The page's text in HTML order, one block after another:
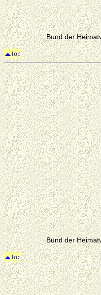
Bund der
Bund der